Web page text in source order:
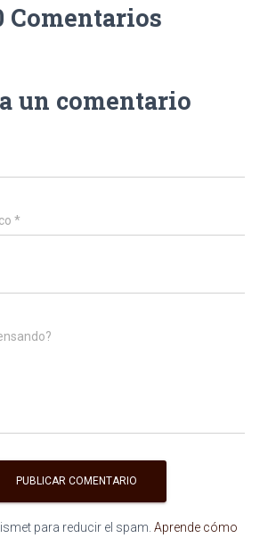
Comentarios
un comentario
*
para reducir el spam. Aprende cómo